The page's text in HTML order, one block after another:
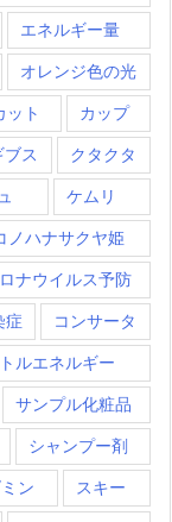
エネルギー量
オレンジ色の光
ット カップ
ブス クタクタ
ケムリ
ノハナサクヤ姫
ナウイルス予防
症 コンサータ
ルエネルギー
サンプル化粧品
シャンプー剤
ン スキー